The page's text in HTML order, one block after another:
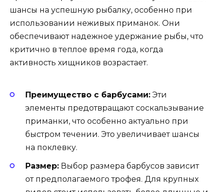
шансы на успешную рыбалку, особенно при
использовании неживых приманок. Они
обеспечивают надежное удержание рыбы, что
критично в теплое время года, когда
активность хищников возрастает.
Преимущество с барбусами: Эти
элементы предотвращают соскальзывание
приманки, что особенно актуально при
быстром течении. Это увеличивает шансы
на поклевку.
Размер: Выбор размера барбусов зависит
от предполагаемого трофея. Для крупных